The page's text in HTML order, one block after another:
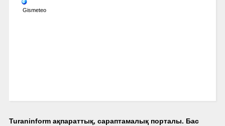
Gismeteo
Turaninform ақпараттық, сараптамалық порталы. Бас